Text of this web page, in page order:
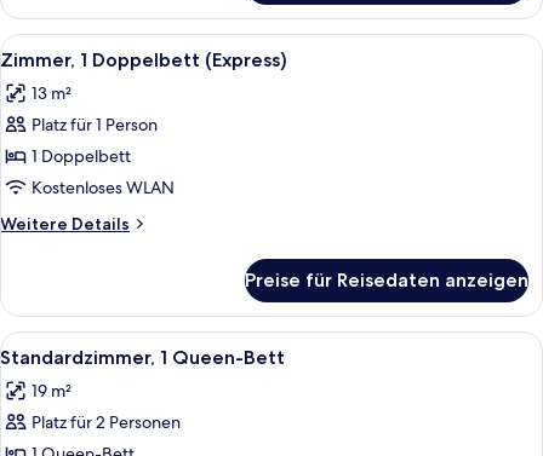
Suite
(1
King
Alle
Fotos
für
Zimmer,
1
Doppelbett
(Express)
anzeigen
Ein Hotelzimmer mit einem großen
7
Zimmer, 1 Doppelbett (Express)
13 m²
Platz für 1 Person
1 Doppelbett
Kostenloses WLAN
Weitere Details
Weitere
1
Doppelbett
(Express)
Preise für Reisedaten anzeigen
Alle
Fotos
für
Standardzimmer,
Ein Hotelzimmer mit Bett,
4
Standardzimmer, 1 Queen-Bett
19 m²
Platz für 2 Personen